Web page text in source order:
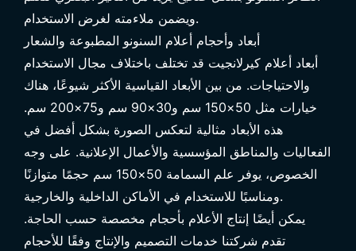
ويضمن ملاءمته لغرض الاستخدام.
أبعاد وأحجام أعلام السنونو المطبوعة والشعار
أبعاد أعلام كيرلانجيت قد تختلف باختلاف مجال الاستخدام
والاحتياجات. من بين الأبعاد القياسية الأكثر شيوعًا، هناك
خيارات مثل 50×150 سم و30×90 سم و75×200 سم.
هذه الأبعاد مثالية لتعكس الصورة بشكل أفضل في
الفعاليات والمناطق المؤسسية والأعمال الإعلانية. على وجه
الخصوص، يوفر علم السمامة 50×150 سم حجمًا متوازنًا
ومناسبًا للاستخدام في الأماكن الداخلية والخارجية.
يمكن أيضًا إنتاج الأعلام بأحجام مخصصة حسب الحاجة.
تقدم شركتنا خدمات التصميم والإنتاج وفقًا للأحجام